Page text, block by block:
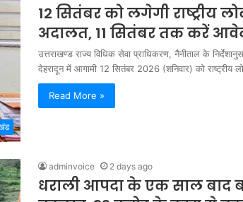
12 सितंबर को लगेगी राष्ट्रीय
अदालत, 11 सितंबर तक करें
उत्तराखण्ड राज्य विधिक सेवा प्राधिकरण, नैनीताल के
देहरादून में आगामी 12 सितंबर 2026 (शनिवार) को राष्ट्रीय
Read More »
adminvoice 2 days ago
धराली आपदा के एक साल बाद